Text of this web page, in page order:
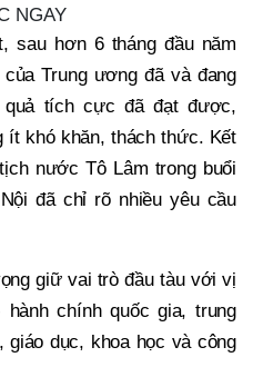
NGAY
sau hơn 6 tháng đầu năm
Trung ương đã và đang
tích cực đã đạt được,
ít khó khăn, thách thức. Kết
nước Tô Lâm trong buổi
đã chỉ rõ nhiều yêu cầu
giữ vai trò đầu tàu với vị
chính quốc gia, trung
dục, khoa học và công